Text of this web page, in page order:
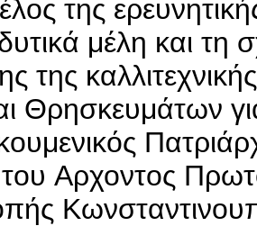
της
μέλη και τη
της
Θρησκευμάτων
του Aρχοντος